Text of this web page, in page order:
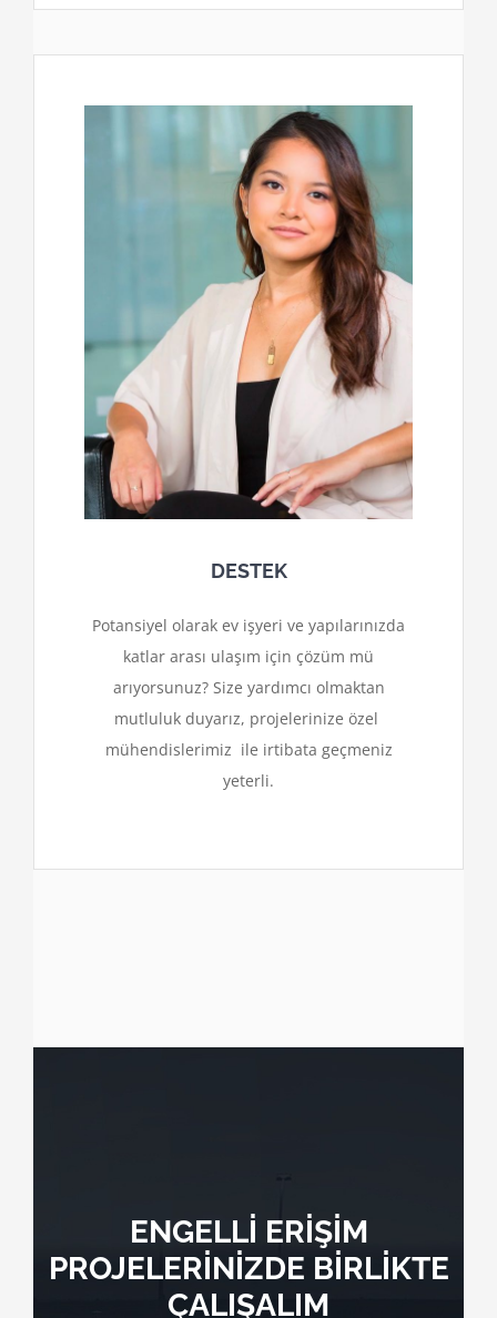
DESTEK
Potansiyel olarak ev işyeri ve yapılarınızda
katlar arası ulaşım için çözüm mü
arıyorsunuz? Size yardımcı olmaktan
mutluluk duyarız, projelerinize özel
mühendislerimiz ile irtibata geçmeniz
yeterli.
ENGELLİ ERİŞİM
PROJELERİNİZDE BİRLİKTE
ÇALIŞALIM